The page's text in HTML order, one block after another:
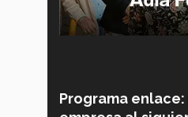
Programa